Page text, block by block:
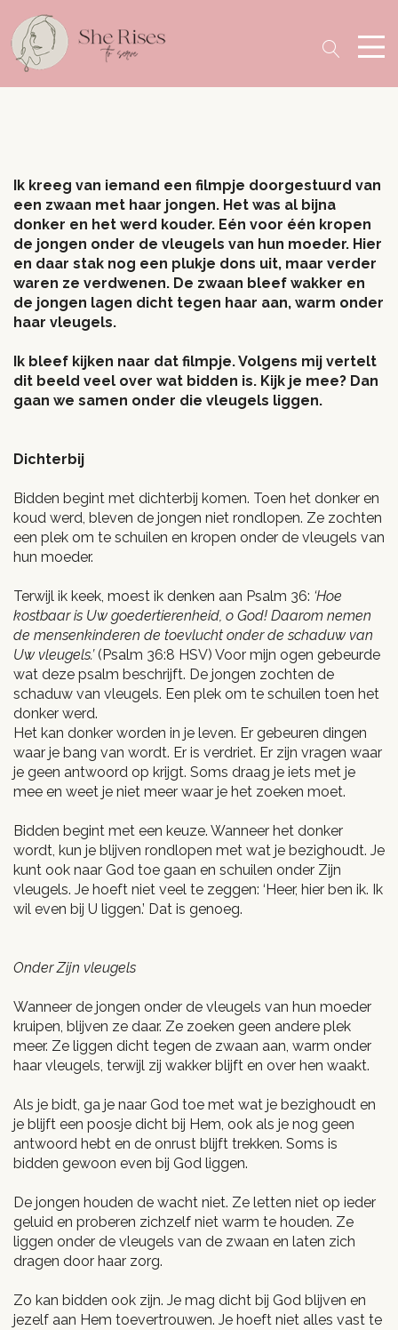
Ik kreeg van iemand een filmpje doorgestuurd van
een zwaan met haar jongen. Het was al bijna
donker en het werd kouder. Eén voor één kropen
de jongen onder de vleugels van hun moeder. Hier
en daar stak nog een plukje dons uit, maar verder
waren ze verdwenen. De zwaan bleef wakker en
de jongen lagen dicht tegen haar aan, warm onder
haar vleugels.
Ik bleef kijken naar dat filmpje. Volgens mij vertelt
dit beeld veel over wat bidden is. Kijk je mee? Dan
gaan we samen onder die vleugels liggen.
Dichterbij
Bidden begint met dichterbij komen. Toen het donker en
koud werd, bleven de jongen niet rondlopen. Ze zochten
een plek om te schuilen en kropen onder de vleugels van
hun moeder.
Terwijl ik keek, moest ik denken aan Psalm 36: ‘Hoe
kostbaar is Uw goedertierenheid, o God! Daarom nemen
de mensenkinderen de toevlucht onder de schaduw van
Uw vleugels.’(Psalm 36:8 HSV) Voor mijn ogen gebeurde
wat deze psalm beschrijft. De jongen zochten de
schaduw van vleugels. Een plek om te schuilen toen het
donker werd.
Het kan donker worden in je leven. Er gebeuren dingen
waar je bang van wordt. Er is verdriet. Er zijn vragen waar
je geen antwoord op krijgt. Soms draag je iets met je
mee en weet je niet meer waar je het zoeken moet.
Bidden begint met een keuze. Wanneer het donker
wordt, kun je blijven rondlopen met wat je bezighoudt. Je
kunt ook naar God toe gaan en schuilen onder Zijn
vleugels. Je hoeft niet veel te zeggen: ‘Heer, hier ben ik. Ik
wil even bij U liggen.’ Dat is genoeg.
Onder Zijn vleugels
Wanneer de jongen onder de vleugels van hun moeder
kruipen, blijven ze daar. Ze zoeken geen andere plek
meer. Ze liggen dicht tegen de zwaan aan, warm onder
haar vleugels, terwijl zij wakker blijft en over hen waakt.
Als je bidt, ga je naar God toe met wat je bezighoudt en
je blijft een poosje dicht bij Hem, ook als je nog geen
antwoord hebt en de onrust blijft trekken. Soms is
bidden gewoon even bij God liggen.
De jongen houden de wacht niet. Ze letten niet op ieder
geluid en proberen zichzelf niet warm te houden. Ze
liggen onder de vleugels van de zwaan en laten zich
dragen door haar zorg.
Zo kan bidden ook zijn. Je mag dicht bij God blijven en
jezelf aan Hem toevertrouwen. Je hoeft niet alles vast te